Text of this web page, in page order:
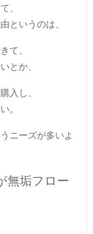
、
というのは、
て、
とか、
入し、
。
ニーズが多いよ
無垢フロー